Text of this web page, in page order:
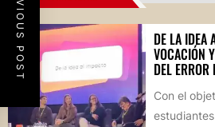
PREVIOUS POST DE LA IDEA
VOCACIÓN
DEL ERROR
Con el